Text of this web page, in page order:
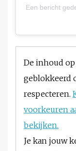
Een bericht
De inhoud
geblokkeerd
respecteren.
voorkeuren
bekijken.
Je kan jouw